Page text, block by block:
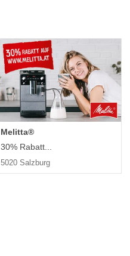
Melitta®
30% Rabatt...
5020 Salzburg